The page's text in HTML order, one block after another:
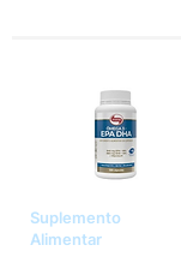
Suplemento
Alimentar